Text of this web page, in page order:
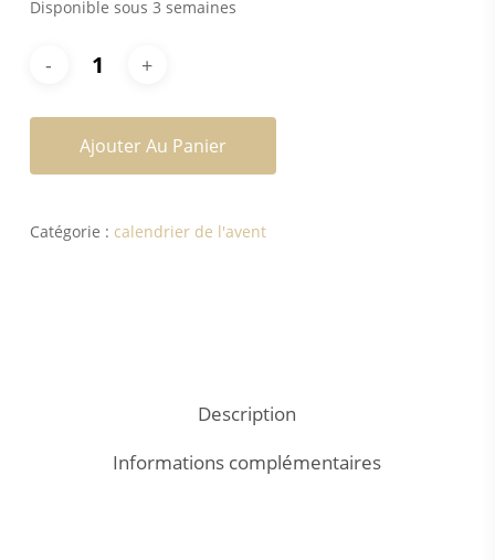
Disponible sous 3 semaines
Ajouter Au Panier
Catégorie : calendrier de l'avent
Description
Informations complémentaires